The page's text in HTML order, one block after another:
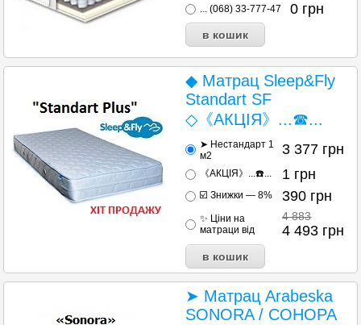
... (068) 33-777-47 0 грн
◆ Матрац Sleep&Fly
Standart SF
◇《АКЦІЯ》...☎...
➤ Нестандарт 1
м2
3 377 грн
《АКЦІЯ》...☎️... 1 грн
☑️ Знижки — 8% 390 грн
✨ Ціни на
матраци від
4 883
4 493 грн
➤ Матрац Arabeska
SONORA / СОНОРА